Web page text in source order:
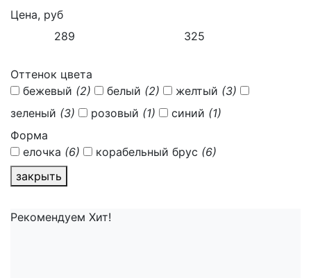
Цена, руб
Оттенок цвета
бежевый (2) белый (2) желтый (3)
зеленый (3) розовый (1) синий (1)
Форма
елочка (6) корабельный брус (6)
закрыть
Рекомендуем Хит!